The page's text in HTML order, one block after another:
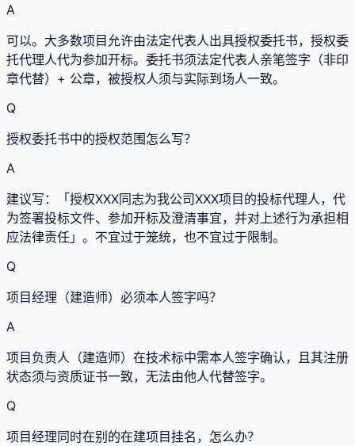
A
可以。大多数项目允许由法定代表人出具授权委托书，授权委
托代理人代为参加开标。委托书须法定代表人亲笔签字（非印
章代替）+ 公章，被授权人须与实际到场人一致。
Q
授权委托书中的授权范围怎么写？
A
建议写：「授权XXX同志为我公司XXX项目的投标代理人，代
为签署投标文件、参加开标及澄清事宜，并对上述行为承担相
应法律责任」。不宜过于笼统，也不宜过于限制。
Q
项目经理（建造师）必须本人签字吗？
A
项目负责人（建造师）在技术标中需本人签字确认，且其注册
状态须与资质证书一致，无法由他人代替签字。
Q
项目经理同时在别的在建项目挂名，怎么办？